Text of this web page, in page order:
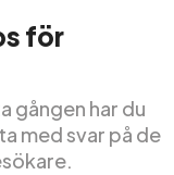
för
gången har du
med svar på de